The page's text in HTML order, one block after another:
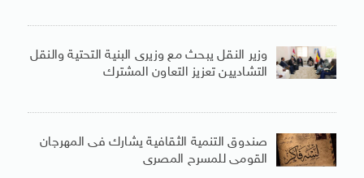
وزير النقل يبحث مع وزيرى البنية التحتية والنقل
التشاديين تعزيز التعاون المشترك
صندوق التنمية الثقافية يشارك فى المهرجان
القومى للمسرح المصرى